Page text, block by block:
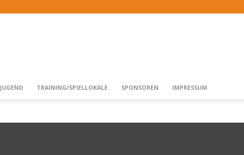
JUGEND TRAINING/SPIELLOKALE SPONSOREN IMPRESSUM